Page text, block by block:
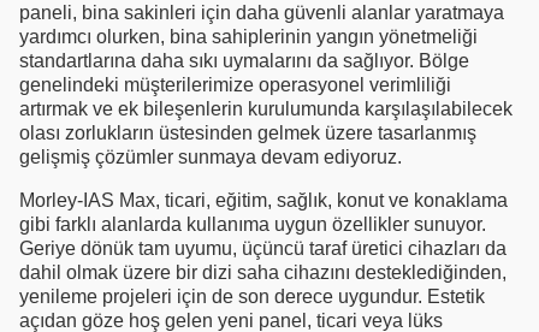
paneli, bina sakinleri için daha güvenli alanlar yaratmaya
yardımcı olurken, bina sahiplerinin yangın yönetmeliği
standartlarına daha sıkı uymalarını da sağlıyor. Bölge
genelindeki müşterilerimize operasyonel verimliliği
artırmak ve ek bileşenlerin kurulumunda karşılaşılabilecek
olası zorlukların üstesinden gelmek üzere tasarlanmış
gelişmiş çözümler sunmaya devam ediyoruz.
Morley-IAS Max, ticari, eğitim, sağlık, konut ve konaklama
gibi farklı alanlarda kullanıma uygun özellikler sunuyor.
Geriye dönük tam uyumu, üçüncü taraf üretici cihazları da
dahil olmak üzere bir dizi saha cihazını desteklediğinden,
yenileme projeleri için de son derece uygundur. Estetik
açıdan göze hoş gelen yeni panel, ticari veya lüks